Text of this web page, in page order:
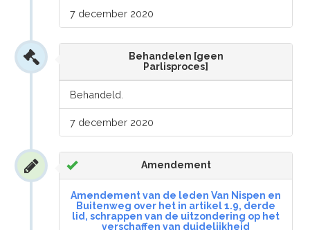
7 december 2020
Behandelen [geen
Parlisproces]
Behandeld.
7 december 2020
Amendement
Amendement van de leden Van Nispen en
Buitenweg over het in artikel 1.9, derde
lid, schrappen van de uitzondering op het
verschaffen van duidelijkheid